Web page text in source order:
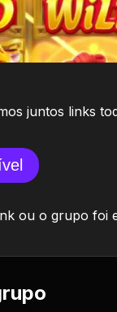
juntos links
ou o grupo foi